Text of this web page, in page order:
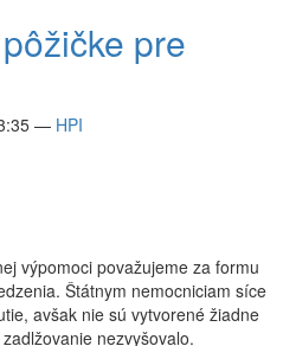
pre
— HPI
výpomoci považujeme za formu
Štátnym nemocniciam síce
avšak nie sú vytvorené žiadne
nezvyšovalo.